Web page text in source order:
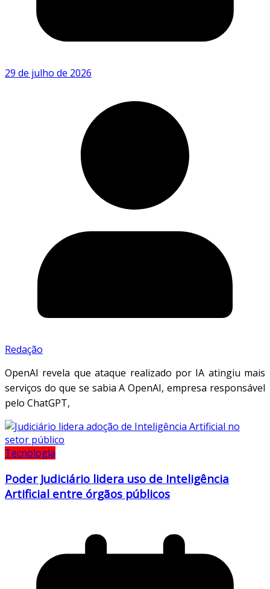
29 de julho de 2026
Redação
OpenAI revela que ataque realizado por IA atingiu mais
serviços do que se sabia A OpenAI, empresa responsável
pelo ChatGPT,
Tecnologia
Poder Judiciário lidera uso de Inteligência
Artificial entre órgãos públicos